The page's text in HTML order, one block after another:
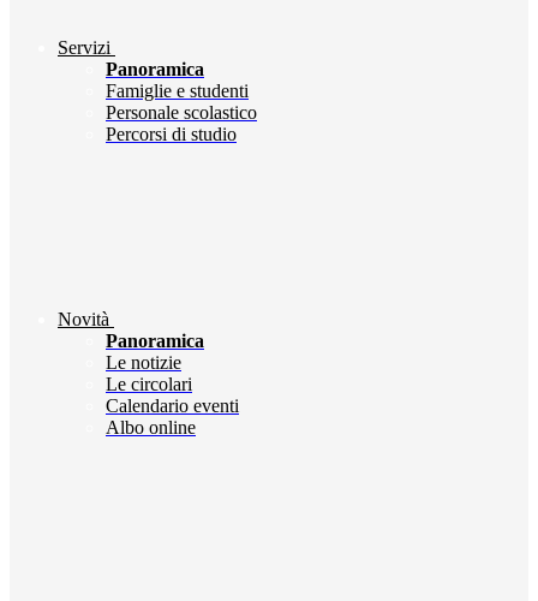
Servizi
Panoramica
Famiglie e studenti
Personale scolastico
Percorsi di studio
Novità
Panoramica
Le notizie
Le circolari
Calendario eventi
Albo online